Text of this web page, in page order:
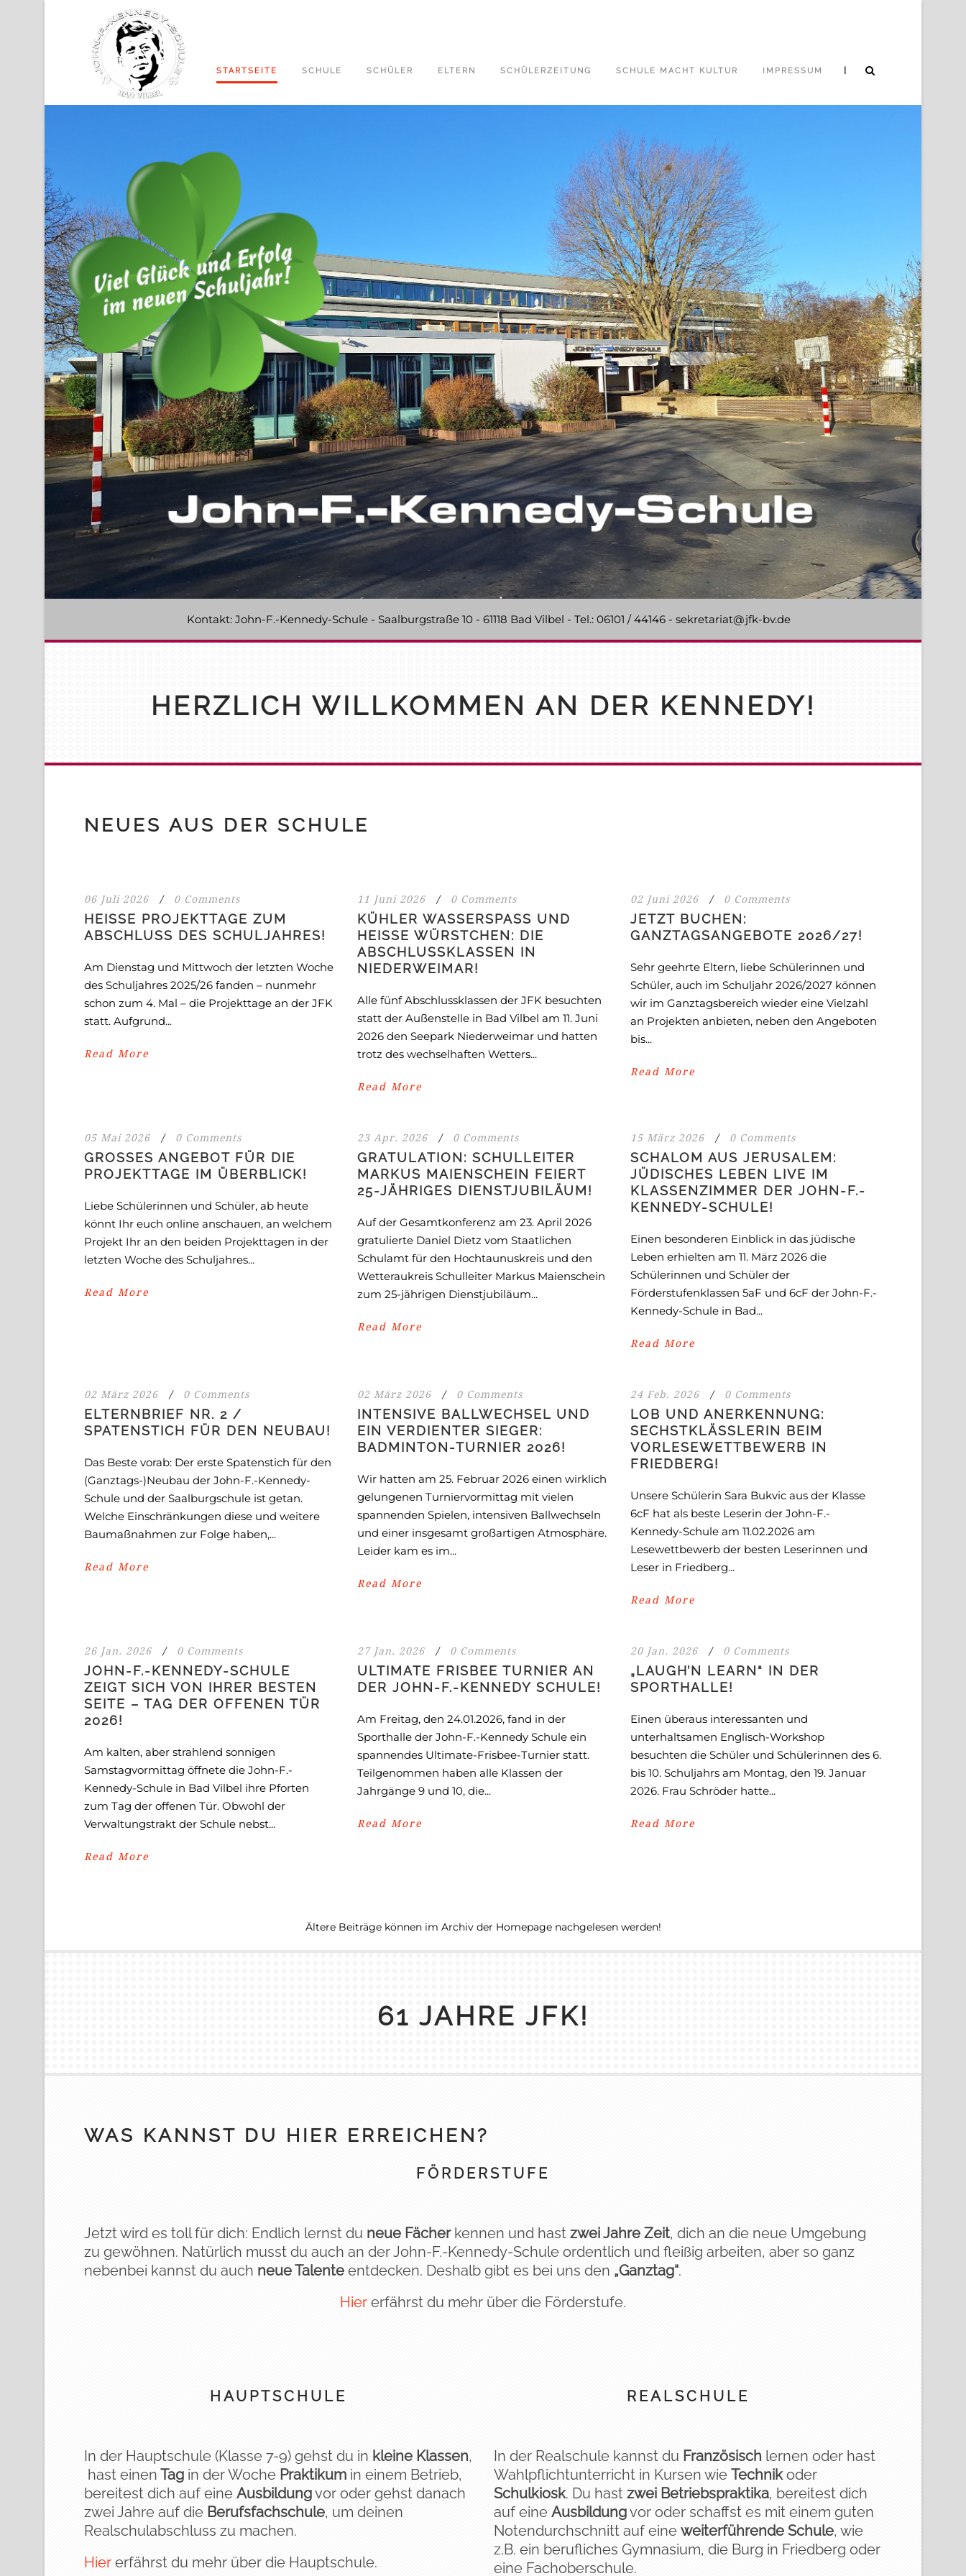
STARTSEITE SCHULE SCHÜLER ELTERN SCHÜLERZEITUNG SCHULE MACHT KULTUR IMPRESSUM |
Kontakt: John-F.-Kennedy-Schule - Saalburgstraße 10 - 61118 Bad Vilbel - Tel.: 06101 / 44146 - sekretariat@jfk-bv.de
HERZLICH WILLKOMMEN AN DER KENNEDY!
NEUES AUS DER SCHULE
06 Juli 2026 / 0 Comments
HEISSE PROJEKTTAGE ZUM A
BSCHLUSS DES SCHULJAHRES!
Am Dienstag und Mittwoch der letzten Woche
des Schuljahres 2025/26 fanden – nunmehr
schon zum 4. Mal – die Projekttage an der JFK
statt. Aufgrund...
Read More
11 Juni 2026 / 0 Comments
KÜHLER WASSERSPASS UND H
EISSE WÜRSTCHEN: DIE AB
SCHLUSSKLASSEN IN NI
EDERWEIMAR!
Alle fünf Abschlussklassen der JFK besuchten
statt der Außenstelle in Bad Vilbel am 11. Juni
2026 den Seepark Niederweimar und hatten
trotz des wechselhaften Wetters...
Read More
02 Juni 2026 / 0 Comments
JETZT BUCHEN:
GANZTAGSANGEBOTE 2026/27!
Sehr geehrte Eltern, liebe Schülerinnen und
Schüler, auch im Schuljahr 2026/2027 können
wir im Ganztagsbereich wieder eine Vielzahl
an Projekten anbieten, neben den Angeboten
bis...
Read More
05 Mai 2026 / 0 Comments
GROSSES ANGEBOT FÜR DIE P
ROJEKTTAGE IM ÜBERBLICK!
Liebe Schülerinnen und Schüler, ab heute
könnt Ihr euch online anschauen, an welchem
Projekt Ihr an den beiden Projekttagen in der
letzten Woche des Schuljahres...
Read More
23 Apr. 2026 / 0 Comments
GRATULATION: SCHULLEITER
MARKUS MAIENSCHEIN FEIERT
25-JÄHRIGES DIENSTJUBILÄUM!
Auf der Gesamtkonferenz am 23. April 2026
gratulierte Daniel Dietz vom Staatlichen
Schulamt für den Hochtaunuskreis und den
Wetteraukreis Schulleiter Markus Maienschein
zum 25-jährigen Dienstjubiläum...
Read More
15 März 2026 / 0 Comments
SCHALOM AUS JERUSALEM:
JÜDISCHES LEBEN LIVE IM
KLASSENZIMMER DER JOHN-F.-
KENNEDY-SCHULE!
Einen besonderen Einblick in das jüdische
Leben erhielten am 11. März 2026 die
Schülerinnen und Schüler der
Förderstufenklassen 5aF und 6cF der John-F.-
Kennedy-Schule in Bad...
Read More
02 März 2026 / 0 Comments
ELTERNBRIEF NR. 2 /
SPATENSTICH FÜR DEN NEUBAU!
Das Beste vorab: Der erste Spatenstich für den
(Ganztags-)Neubau der John-F.-Kennedy-
Schule und der Saalburgschule ist getan.
Welche Einschränkungen diese und weitere
Baumaßnahmen zur Folge haben,...
Read More
02 März 2026 / 0 Comments
INTENSIVE BALLWECHSEL UND
EIN VERDIENTER SIEGER:
BADMINTON-TURNIER 2026!
Wir hatten am 25. Februar 2026 einen wirklich
gelungenen Turniervormittag mit vielen
spannenden Spielen, intensiven Ballwechseln
und einer insgesamt großartigen Atmosphäre.
Leider kam es im...
Read More
24 Feb. 2026 / 0 Comments
LOB UND ANERKENNUNG:
SECHSTKLÄSSLERIN BEIM
VORLESEWETTBEWERB IN
FRIEDBERG!
Unsere Schülerin Sara Bukvic aus der Klasse
6cF hat als beste Leserin der John-F.-
Kennedy-Schule am 11.02.2026 am
Lesewettbewerb der besten Leserinnen und
Leser in Friedberg...
Read More
26 Jan. 2026 / 0 Comments
JOHN-F.-KENNEDY-SCHULE
ZEIGT SICH VON IHRER BESTEN
SEITE – TAG DER OFFENEN TÜR
2026!
Am kalten, aber strahlend sonnigen
Samstagvormittag öffnete die John-F.-
Kennedy-Schule in Bad Vilbel ihre Pforten
zum Tag der offenen Tür. Obwohl der
Verwaltungstrakt der Schule nebst...
Read More
27 Jan. 2026 / 0 Comments
ULTIMATE FRISBEE TURNIER AN
DER JOHN-F.-KENNEDY SCHULE!
Am Freitag, den 24.01.2026, fand in der
Sporthalle der John-F.-Kennedy Schule ein
spannendes Ultimate-Frisbee-Turnier statt.
Teilgenommen haben alle Klassen der
Jahrgänge 9 und 10, die...
Read More
20 Jan. 2026 / 0 Comments
„LAUGH’N LEARN“ IN DER
SPORTHALLE!
Einen überaus interessanten und
unterhaltsamen Englisch-Workshop
besuchten die Schüler und Schülerinnen des 6.
bis 10. Schuljahrs am Montag, den 19. Januar
2026. Frau Schröder hatte...
Read More
Ältere Beiträge können im Archiv der Homepage nachgelesen werden!
61 JAHRE JFK!
WAS KANNST DU HIER ERREICHEN?
FÖRDERSTUFE
Jetzt wird es toll für dich: Endlich lernst du neue Fächerkennen und hast zwei Jahre Zeit, dich an die neue Umgebung
zu gewöhnen. Natürlich musst du auch an der John-F.-Kennedy-Schule ordentlich und fleißig arbeiten, aber so ganz
nebenbei kannst du auch neue Talente entdecken. Deshalb gibt es bei uns den „Ganztag“.
Hier erfährst du mehr über die Förderstufe.
HAUPTSCHULE
In der Hauptschule (Klasse 7-9) gehst du in kleine Klassen,
hast einen Tag in der Woche Praktikum in einem Betrieb,
bereitest dich auf eine Ausbildungvor oder gehst danach
zwei Jahre auf die Berufsfachschule, um deinen
Realschulabschluss zu machen.
Hier erfährst du mehr über die Hauptschule.
REALSCHULE
In der Realschule kannst du Französisch lernen oder hast
Wahlpflichtunterricht in Kursen wie Technikoder
Schulkiosk. Du hast zwei Betriebspraktika, bereitest dich
auf eine Ausbildungvor oder schaffst es mit einem guten
Notendurchschnitt auf eine weiterführende Schule, wie
z.B. ein berufliches Gymnasium, die Burg in Friedberg oder
eine Fachoberschule.